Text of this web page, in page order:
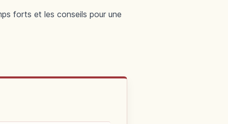
forts et les conseils pour une